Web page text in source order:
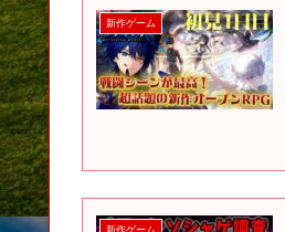
新作ゲーム
新作ゲーム